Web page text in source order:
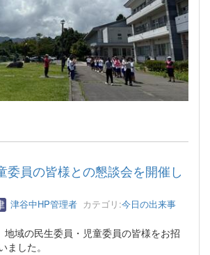
委員の皆様との懇談会を開催し
津谷中HP管理者 カテゴリ:今日の出来事
域の民生委員・児童委員の皆様をお招
ました。